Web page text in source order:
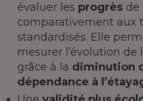
évaluer les progrès de
comparativement aux
standardisés. Elle
mesurer l’évolution de
grâce à la diminution
dépendance à